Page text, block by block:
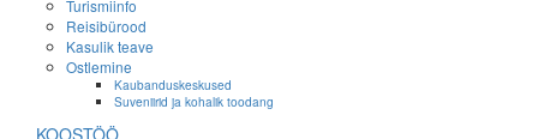
Turismiinfo
Reisibürood
Kasulik teave
Ostlemine
Kaubanduskeskused
Suveniirid ja kohalik toodang